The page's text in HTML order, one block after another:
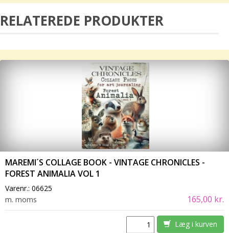
RELATEREDE PRODUKTER
MAREMI´S COLLAGE BOOK - VINTAGE CHRONICLES -
FOREST ANIMALIA VOL 1
Varenr.: 06625
m. moms
165,00 kr.
Læg i kurven